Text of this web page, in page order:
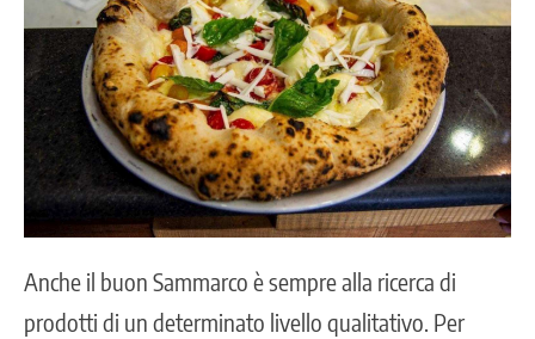
Anche il buon Sammarco è sempre alla ricerca di
prodotti di un determinato livello qualitativo. Per